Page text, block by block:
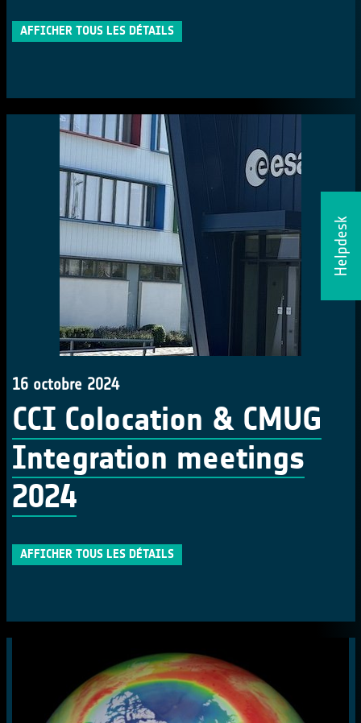
Helpdesk
AFFICHER TOUS LES DÉTAILS
16 octobre 2024
CCI Colocation & CMUG
Integration meetings
2024
AFFICHER TOUS LES DÉTAILS